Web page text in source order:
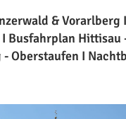
& Vorarlberg
Busfahrplan Hittisau
Oberstaufen I